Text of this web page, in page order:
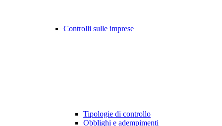
Controlli sulle imprese
Tipologie di controllo
Obblighi e adempimenti